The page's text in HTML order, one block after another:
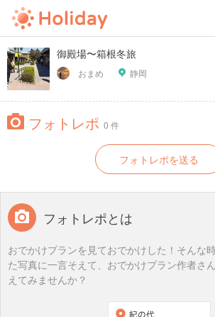
御殿場〜箱根冬旅
おまめ 静岡
フォトレポ 0 件
フォトレポを送る
フォトレポとは
おでかけプランを見ておでかけした！そんな
た写真に一言そえて、おでかけプラン作者さ
えてみませんか？